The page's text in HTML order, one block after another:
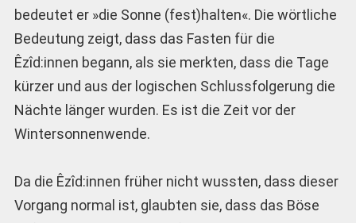
bedeutet er »die Sonne (fest)halten«. Die wörtliche
Bedeutung zeigt, dass das Fasten für die
Êzîd:innen begann, als sie merkten, dass die Tage
kürzer und aus der logischen Schlussfolgerung die
Nächte länger wurden. Es ist die Zeit vor der
Wintersonnenwende.
Da die Êzîd:innen früher nicht wussten, dass dieser
Vorgang normal ist, glaubten sie, dass das Böse